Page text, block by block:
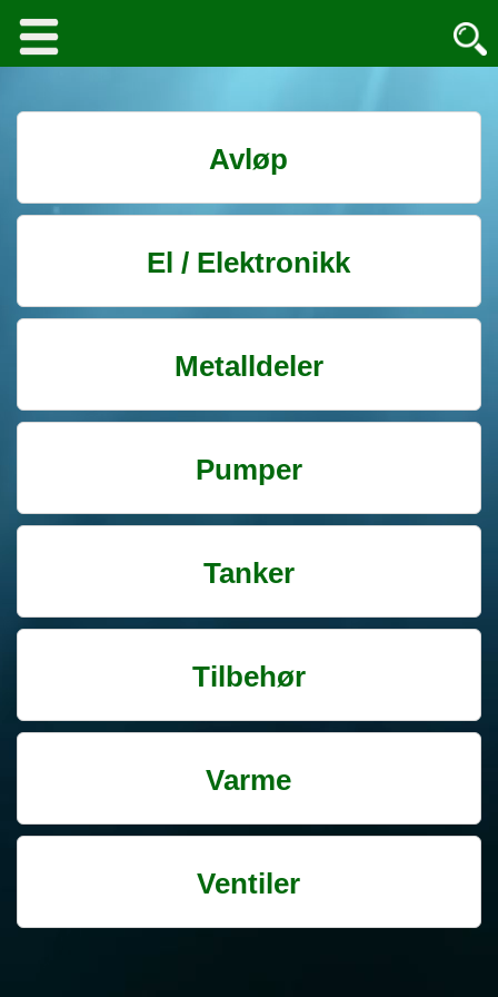
Avløp
El / Elektronikk
Metalldeler
Pumper
Tanker
Tilbehør
Varme
Ventiler